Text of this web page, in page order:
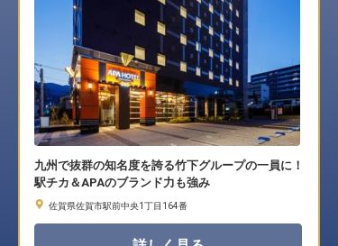
九州で抜群の知名度を誇る竹下グループの一員に！
駅チカ＆APAのブランド力も強み
佐賀県佐賀市駅前中央1丁目164番